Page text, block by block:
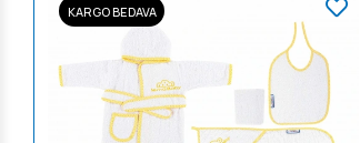
KARGO BEDAVA